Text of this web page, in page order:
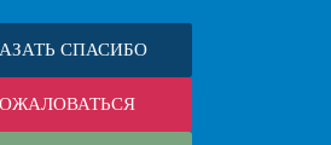
СПАСИБО